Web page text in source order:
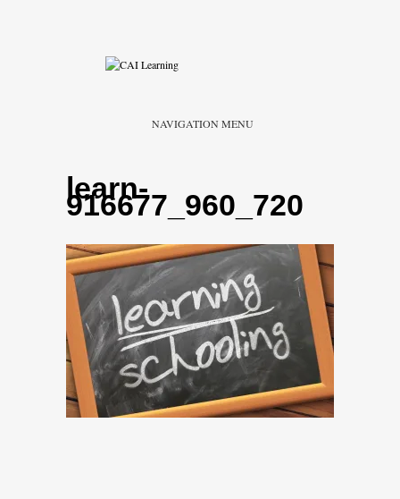
NAVIGATION MENU
learn-
916677_960_720